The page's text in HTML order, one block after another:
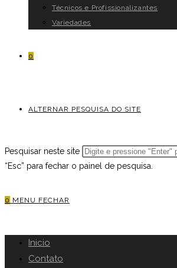
Técnicos e Profissionalizantes
Variedades
0
ALTERNAR PESQUISA DO SITE
Pesquisar neste site
“Esc” para fechar o painel de pesquisa.
0 MENU FECHAR
Inicio
Contato